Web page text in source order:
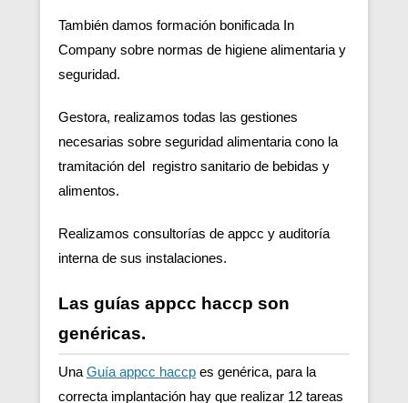
También damos formación bonificada In
Company sobre normas de higiene alimentaria y
seguridad.
Gestora, realizamos todas las gestiones
necesarias sobre seguridad alimentaria cono la
tramitación del registro sanitario de bebidas y
alimentos.
Realizamos consultorías de appcc y auditoría
interna de sus instalaciones.
Las guías appcc haccp son
genéricas.
Una Guía appcc haccp es genérica, para la
correcta implantación hay que realizar 12 tareas